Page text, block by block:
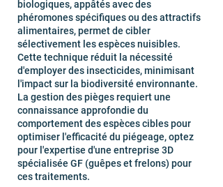
biologiques, appâtés avec des
phéromones spécifiques ou des attractifs
alimentaires, permet de cibler
sélectivement les espèces nuisibles.
Cette technique réduit la nécessité
d'employer des insecticides, minimisant
l'impact sur la biodiversité environnante.
La gestion des pièges requiert une
connaissance approfondie du
comportement des espèces cibles pour
optimiser l'efficacité du piégeage, optez
pour l'expertise d'une entreprise 3D
spécialisée GF (guêpes et frelons) pour
ces traitements.